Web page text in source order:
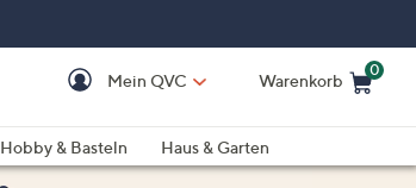
Mein QVC Warenkorb
0
Hobby & Basteln
Haus & Garten